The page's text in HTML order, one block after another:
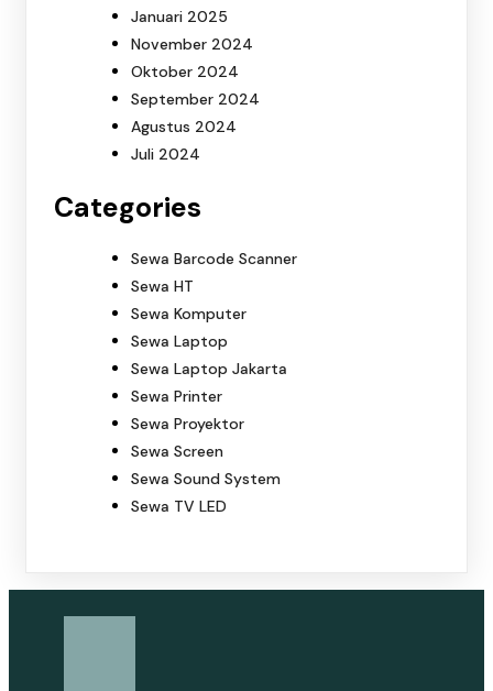
Januari 2025
November 2024
Oktober 2024
September 2024
Agustus 2024
Juli 2024
Categories
Sewa Barcode Scanner
Sewa HT
Sewa Komputer
Sewa Laptop
Sewa Laptop Jakarta
Sewa Printer
Sewa Proyektor
Sewa Screen
Sewa Sound System
Sewa TV LED